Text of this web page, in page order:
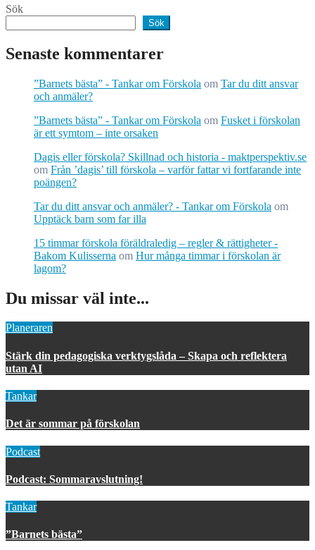
Sök
Sök
Senaste kommentarer
”Barnets bästa” - Tankar om Förskola om Tar du ditt ansvar
och anmäler?
”Barnets bästa” - Tankar om Förskola om Fusket i förskolan
är ett symtom – inte orsaken
Dagis eller förskola? Skillnad och historia - maktperspektiv.se
om Från ’dagis’ till förskola – varför fattar vi fortfarande inte
poängen?
Tar du ditt ansvar och anmäler? - Tankar om Förskola om
Upptäck barn som far illa
15 timmar förskola föräldraledig – regler & rättigheter -
Bakom Kulisserna om Hur många timmar i förskolan är
lagom?
Du missar väl inte...
Planeraren
Stärk din pedagogiska verktygslåda – Skapa och reflektera
utan AI
Tankar
Det är sommar på förskolan
Podcast
Podcast: Sommaravslutning!
Tankar
”Barnets bästa”